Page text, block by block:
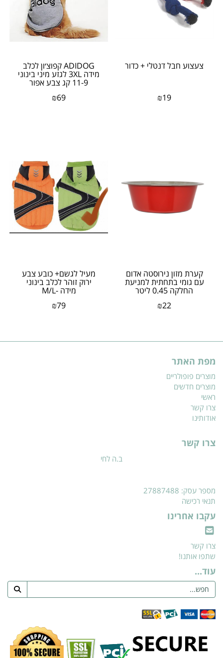
צעצוע חבל דנטלי + כדור
₪19
ADIDOG קפוצ׳ון לכלב
מידה 3XL לגזע מיני בינוני
11-9 קג צבע אפור
₪69
קערת מזון נירוסטה אדום
עם גומי בתחתית למניעת
החלקה 0.45 ליטר
₪22
מעיל לגשם+ כובע צבע
ירוק זוהר לכלב בינוני
מידה -M/L
₪79
מפת האתר
מוצרים פופולריים
מוצרים חדשים
ראשי
צרו קשר
אודותינו
צרו קשר
ב.ה לחי
מספר עסק: 27887488
תנאי רכישה
עקבו אחרינו
צרו קשר
שתפו אותנו!
עוד...